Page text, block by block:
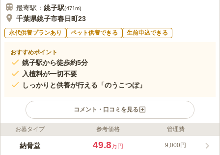
最寄駅： 銚子駅(471m)
千葉県銚子市春日町23
永代供養プランあり ペット供養できる 生前申込できる
おすすめポイント
銚子駅から徒歩約5分
入檀料が一切不要
しっかりと供養が行える「のうこつぼ」
コメント・口コミを見る
ライフドット編集部のコメント
最寄り駅と最寄りバス停どちらからも徒歩約5分と、アクセス良
お墓タイプ 参考価格 管理費
納骨堂 49.8万円 9,000円